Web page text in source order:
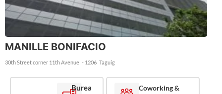
MANILLE BONIFACIO
30th Street corner 11th Avenue - 1206 Taguig
Burea
Coworking &